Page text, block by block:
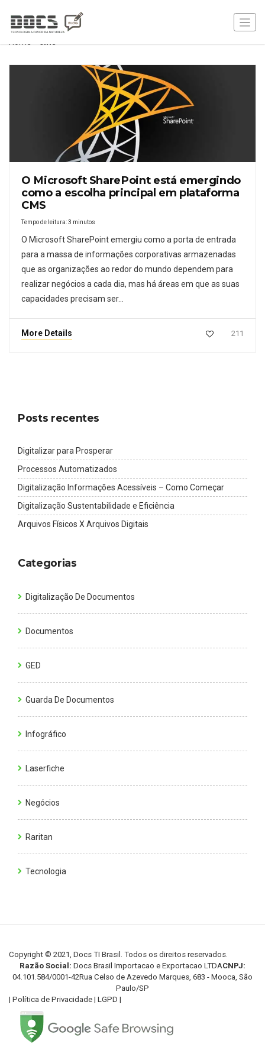
O Microsoft SharePoint está emergindo
como a escolha principal em plataforma
CMS
Tempo de leitura:3 minutos
O Microsoft SharePoint emergiu como a porta de entrada
para a massa de informações corporativas armazenadas
que as organizações ao redor do mundo dependem para
realizar negócios a cada dia, mas há áreas em que as suas
capacidades precisam ser…
More Details 211
Posts recentes
Digitalizar para Prosperar
Processos Automatizados
Digitalização Informações Acessíveis – Como Começar
Digitalização Sustentabilidade e Eficiência
Arquivos Físicos X Arquivos Digitais
Categorias
Digitalização De Documentos
Documentos
GED
Guarda De Documentos
Infográfico
Laserfiche
Negócios
Raritan
Tecnologia
Copyright © 2021, Docs TI Brasil. Todos os direitos reservados.
Razão Social: Docs Brasil Importacao e Exportacao LTDACNPJ:
04.101.584/0001-42Rua Celso de Azevedo Marques, 683 - Mooca, São
Paulo/SP
| Política de Privacidade | LGPD |